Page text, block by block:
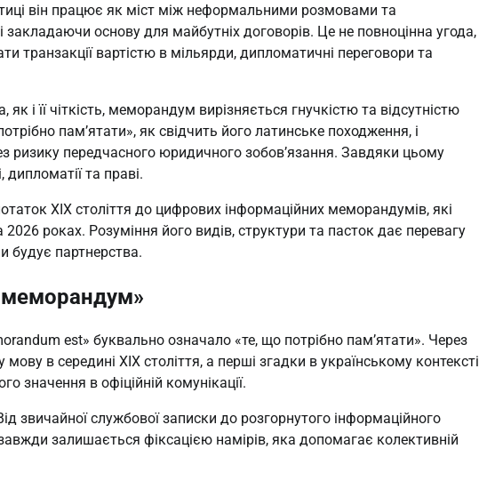
він працює як міст між неформальними розмовами та
основу для майбутніх договорів. Це не повноцінна угода,
транзакції вартістю в мільярди, дипломатичні переговори та
і її чіткість, меморандум вирізняється гнучкістю та відсутністю
пам’ятати», як свідчить його латинське походження, і
ризику передчасного юридичного зобов’язання. Завдяки цьому
та праві.
XIX століття до цифрових інформаційних меморандумів, які
роках. Розуміння його видів, структури та пасток дає перевагу
будує партнерства.
est» буквально означало «те, що потрібно пам’ятати». Через
в середині XIX століття, а перші згадки в українському контексті
значення в офіційній комунікації.
звичайної службової записки до розгорнутого інформаційного
залишається фіксацією намірів, яка допомагає колективній